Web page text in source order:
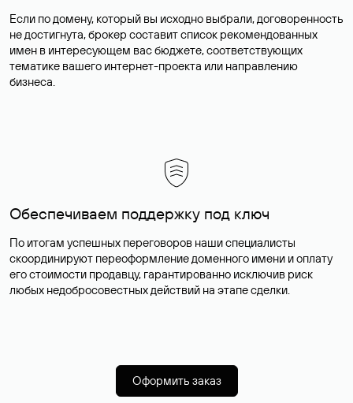
Если по домену, который вы исходно выбрали, договоренность
не достигнута, брокер составит список рекомендованных
имен в интересующем вас бюджете, соответствующих
тематике вашего интернет-проекта или направлению
бизнеса.
Обеспечиваем поддержку под ключ
По итогам успешных переговоров наши специалисты
скоординируют переоформление доменного имени и оплату
его стоимости продавцу, гарантированно исключив риск
любых недобросовестных действий на этапе сделки.
Оформить заказ